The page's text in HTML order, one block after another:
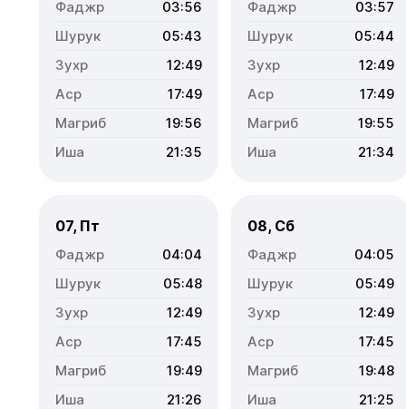
03:56
05:43
12:49
17:49
19:56
21:35
03:57
05:44
12:49
17:49
19:55
21:34
07, Пт
04:04
05:48
12:49
17:45
19:49
21:26
08, Сб
04:05
05:49
12:49
17:45
19:48
21:25